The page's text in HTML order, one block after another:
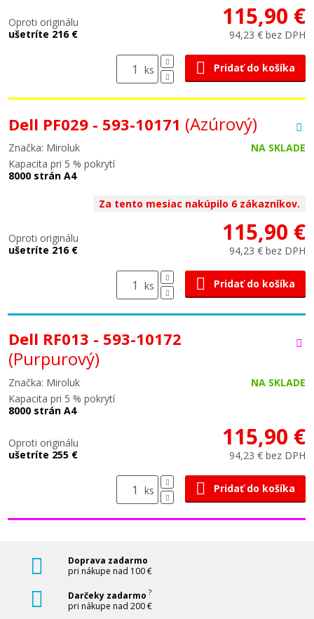
Oproti originálu
ušetríte 216 €
115,90 €
94,23 € bez DPH
ks Pridať do košíka
Dell PF029 - 593-10171 (Azúrový)
Značka: Miroluk
NA SKLADE
Kapacita pri 5 % pokrytí
8000 strán A4
Za tento mesiac nakúpilo 6 zákazníkov.
Oproti originálu
ušetríte 216 €
115,90 €
94,23 € bez DPH
ks Pridať do košíka
Dell RF013 - 593-10172
(Purpurový)
Značka: Miroluk
NA SKLADE
Kapacita pri 5 % pokrytí
8000 strán A4
Oproti originálu
ušetríte 255 €
115,90 €
94,23 € bez DPH
ks Pridať do košíka
Doprava zadarmo
pri nákupe nad 100 €
Darčeky zadarmo ?
pri nákupe nad 200 €